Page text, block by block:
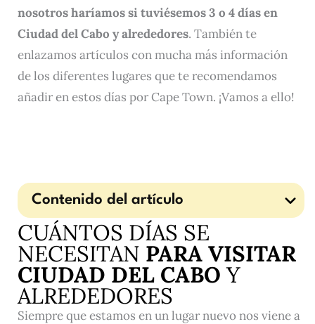
nosotros haríamos si tuviésemos 3 o 4 días en
Ciudad del Cabo y alrededores. También te
enlazamos artículos con mucha más información
de los diferentes lugares que te recomendamos
añadir en estos días por Cape Town. ¡Vamos a ello!
Contenido del artículo
CUÁNTOS DÍAS SE
NECESITAN PARA VISITAR
CIUDAD DEL CABO Y
ALREDEDORES
Siempre que estamos en un lugar nuevo nos viene a